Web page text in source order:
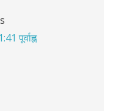
पूर्वाह्न